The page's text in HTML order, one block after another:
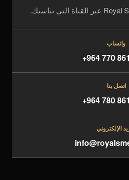
واتساب
+964 770
اتصل بنا
+964 780
الإلكتروني